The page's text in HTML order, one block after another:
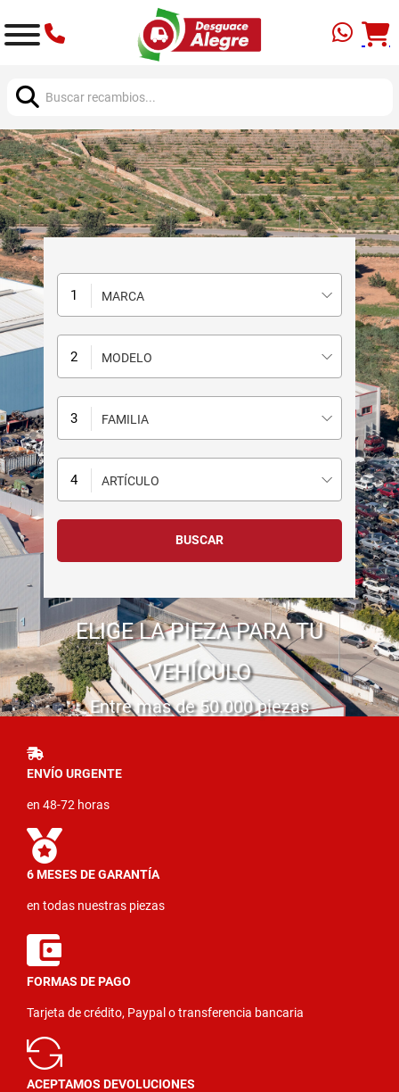
MARCA
MODELO
FAMILIA
ARTÍCULO
ELIGE LA PIEZA PARA TU
VEHÍCULO
Entre mas de 50.000 piezas
ENVÍO URGENTE
en 48-72 horas
6 MESES DE GARANTÍA
en todas nuestras piezas
FORMAS DE PAGO
Tarjeta de crédito, Paypal o transferencia bancaria
ACEPTAMOS DEVOLUCIONES